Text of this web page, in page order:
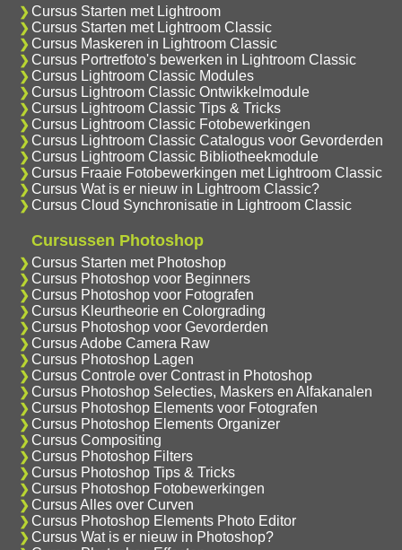
Cursus Starten met Lightroom
Cursus Starten met Lightroom Classic
Cursus Maskeren in Lightroom Classic
Cursus Portretfoto's bewerken in Lightroom Classic
Cursus Lightroom Classic Modules
Cursus Lightroom Classic Ontwikkelmodule
Cursus Lightroom Classic Tips & Tricks
Cursus Lightroom Classic Fotobewerkingen
Cursus Lightroom Classic Catalogus voor Gevorderden
Cursus Lightroom Classic Bibliotheekmodule
Cursus Fraaie Fotobewerkingen met Lightroom Classic
Cursus Wat is er nieuw in Lightroom Classic?
Cursus Cloud Synchronisatie in Lightroom Classic
Cursussen Photoshop
Cursus Starten met Photoshop
Cursus Photoshop voor Beginners
Cursus Photoshop voor Fotografen
Cursus Kleurtheorie en Colorgrading
Cursus Photoshop voor Gevorderden
Cursus Adobe Camera Raw
Cursus Photoshop Lagen
Cursus Controle over Contrast in Photoshop
Cursus Photoshop Selecties, Maskers en Alfakanalen
Cursus Photoshop Elements voor Fotografen
Cursus Photoshop Elements Organizer
Cursus Compositing
Cursus Photoshop Filters
Cursus Photoshop Tips & Tricks
Cursus Photoshop Fotobewerkingen
Cursus Alles over Curven
Cursus Photoshop Elements Photo Editor
Cursus Wat is er nieuw in Photoshop?